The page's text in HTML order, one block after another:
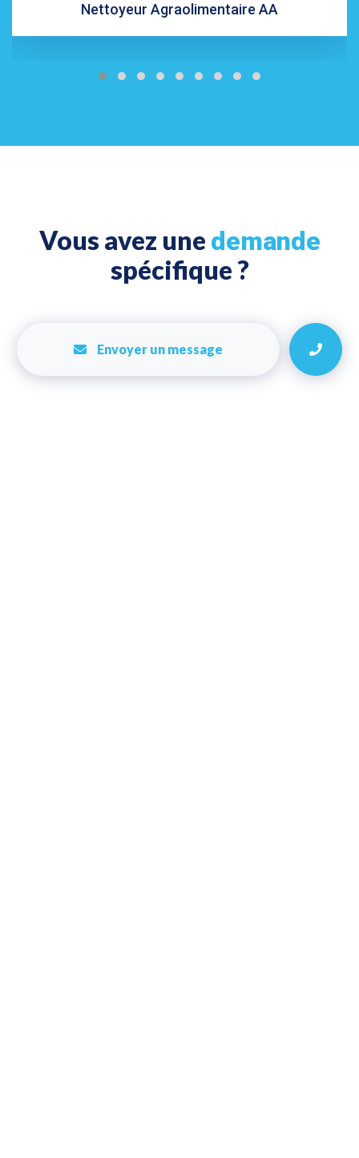
Nettoyeur Agraolimentaire AA
Vous avez une demande
spécifique ?
Envoyer un message